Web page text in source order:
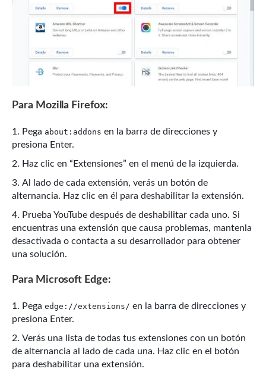
Para Mozilla Firefox:
Pega about:addons en la barra de direcciones y
presiona Enter.
Haz clic en “Extensiones” en el menú de la izquierda.
Al lado de cada extensión, verás un botón de
alternancia. Haz clic en él para deshabilitar la extensión.
Prueba YouTube después de deshabilitar cada uno. Si
encuentras una extensión que causa problemas, mantenla
desactivada o contacta a su desarrollador para obtener
una solución.
Para Microsoft Edge:
Pega edge://extensions/ en la barra de direcciones y
presiona Enter.
Verás una lista de todas tus extensiones con un botón
de alternancia al lado de cada una. Haz clic en el botón
para deshabilitar una extensión.